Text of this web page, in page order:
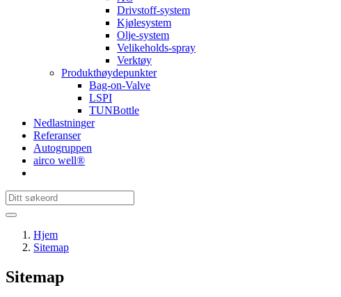
Drivstoff-system
Kjølesystem
Olje-system
Velikeholds-spray
Verktøy
Produkthøydepunkter
Bag-on-Valve
LSPI
TUNBottle
Nedlastninger
Referanser
Autogruppen
airco well®
Hjem
Sitemap
Sitemap